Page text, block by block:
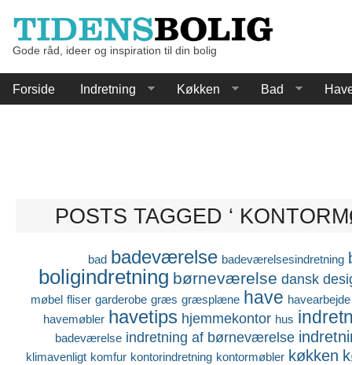
Gode råd, ideer og inspiration til din bolig
Forside Indretning Køkken Bad
POSTS TAGGED ‘
bad badeværelse badeværelsesindretning
boligindretning børneværelse dansk
møbel fliser garderobe græs græsplæne have havearbejde
havemøbler havetips hjemmekontor hus
badeværelse indretning af børneværelse
klimavenligt komfur kontorindretning kontormøbler køkken